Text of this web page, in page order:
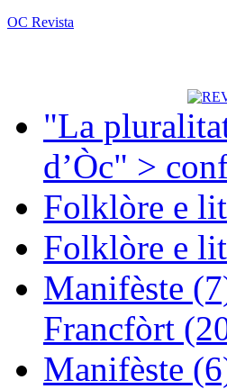
OC Revista
"La
d’Òc" >
Folklòre e
Folklòre e
Manifèste
Francfòrt
Manifèste